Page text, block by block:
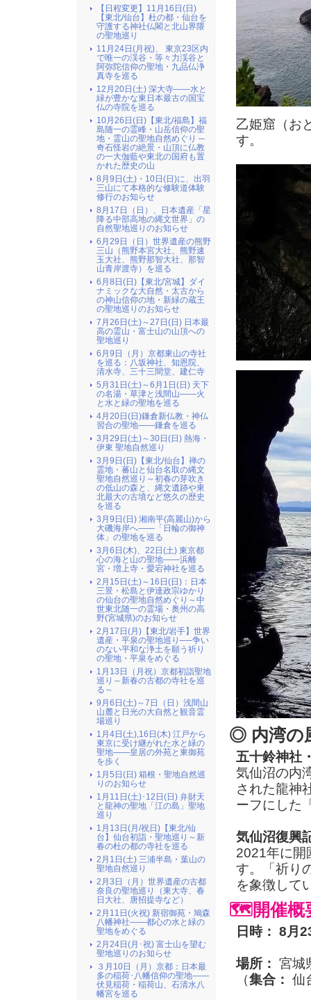
乙姫窟（お
す。
◎ 内湾の
五十鈴神社
気仙沼の内
された龍神
ーフにした
気仙沼復興
2021年に開
す。「祈り
を象徴して
🗺️開催概
日時： 8月
場所： 宮城
（集合： 仙
【日程変更】11月16日(日)
【東北/仙台】杜の都・仙台を
守護する神社仏閣と北山界隈
の聖地巡り
11月24日(月祝)、 東京23区内
で唯一の渓谷・等々力渓谷と
阿弥陀信仰の聖地・九品仏浄
真寺を巡る
12月20日(土) 深大寺――水と
緑が豊かな東日本最古の国宝
仏の寺院を巡る
10月26日(日)【東北/福島】福
島随一の霊峰・山岳信仰の聖
地・霊山の聖地自然めぐり ─
奇石怪岩の絶景・山頂に仏教
の一大伽藍や東北の国府も置
かれた歴史の山
8月9日(土)・10日(日)に、出羽
三山にて本格的な修験道体験
修行のお知らせ
8月17日（日）、日本遺産「星
降る中部高地の縄文世界」の
自然聖地巡りのお知らせ
6月29日（日）世界遺産の熊野
三山（熊野本宮大社、熊野速
玉大社、熊野那智大社、那智
山青岸渡寺）を巡る
6月8日(日)【東北/宮城】ダイ
ナミックな大自然・太古から
の神山信仰の地・新緑の蔵王
の聖地巡りのお知らせ
7月26日(土)～27日(日) 日本最
高の霊山・富士山の山頂への
聖地巡り
6月9日（月）京都東山の寺社
を巡る：八坂神社、知恩院、
清水寺、三十三間堂、建仁寺
5月31日(土)～6月1日(日) 天下
の名湯・草津と浅間山――火
と水と緑の聖地を巡る
4月20日(日)鎌倉新仏教・神仏
習合の聖地――鎌倉を巡る
3月29日(土)～30日(日) 熱海・
伊東 聖地自然巡り
3月9日(日)【東北/仙台】禅の
霊地・蕃山と仙台名取の縄文
聖地自然巡り～初春の芽吹き
の低山の森と、縄文遺跡や東
北最大の古墳など悠久の歴史
を巡る
3月9日(日) 湘南平(高麗山)から
大磯海岸へ――「日輪の御神
体」の聖地を巡る
3月6日(木)、22日(土) 東京都
心の海と山の聖地――浜離
宮・増上寺・愛宕神社を巡る
2月15日(土)～16日(日)：日本
三景・松島と伊達政宗ゆかり
の仙台の聖地自然めぐり～中
世東北随一の霊場・奥州の高
野(宮城県)のお知らせ
2月17日(月)【東北/岩手】世界
遺産・平泉の聖地巡り──争い
のない平和な浄土を願う祈り
の聖地・平泉をめぐる
1月13日（月祝）京都初詣聖地
巡り～新春の古都の寺社を巡
る～
9月6日(土)～7日（日）浅間山
山麓と日光の大自然と観音霊
場巡り
1月4日(土),16日(木) 江戸から
東京に受け継がれた水と緑の
聖地――皇居の外苑と東御苑
を歩く
1月5日(日) 箱根・聖地自然巡
りのお知らせ
1月11日(土)･12日(日) 弁財天
と龍神の聖地「江の島」聖地
巡り
1月13日(月/祝日)【東北/仙
台】仙台初詣・聖地巡り～新
春の杜の都の寺社を巡る
2月1日(土) 三浦半島・葉山の
聖地自然巡り
2月3日（月）世界遺産の古都
奈良の聖地巡り（東大寺、春
日大社、唐招提寺など）
2月11日(火祝) 新宿御苑・鳩森
八幡神社――都心の水と緑の
聖地をめぐる
2月24日(月･祝) 富士山を望む
聖地巡りのお知らせ
３月10日（月）京都：日本最
多の稲荷･八幡信仰の聖地――
伏見稲荷・稲荷山、石清水八
幡宮を巡る